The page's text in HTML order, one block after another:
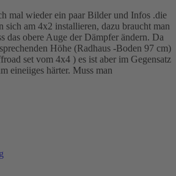
mal wieder ein paar Bilder und Infos .die
sich am 4x2 installieren, dazu braucht man
das obere Auge der Dämpfer ändern. Da
Höhe (Radhaus -Boden 97 cm)
set vom 4x4 ) es ist aber im Gegensatz
eineiiges härter. Muss man